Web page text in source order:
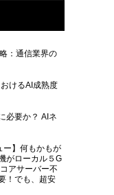
：通信業界の
けるAI成熟度
必要か？ AIネ
ー】何もかもが
がローカル５G
アサーバー不
！でも、超安